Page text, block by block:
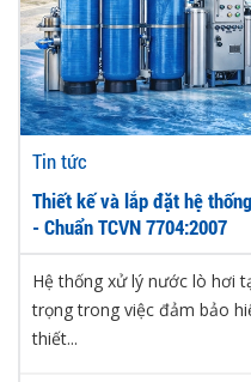
Tin tức
Thiết kế và lắp đặt hệ
- Chuẩn TCVN 7704:2007
Hệ thống xử lý nước lò hơi
trọng trong việc đảm bảo
thiết...